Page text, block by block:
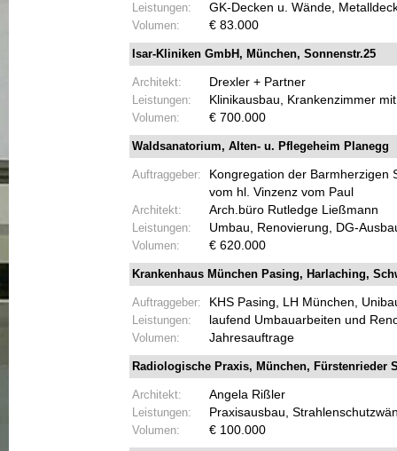
Leistungen:
Volumen:
GK- Decken u. Wände,
€ 83.000
Isar-Kliniken GmbH, München, Sonnenstr.25
Architekt:
Leistungen:
Volumen:
Drexler + Partner
Klinikausbau, Krankenzimmer
€ 700.000
Waldsanatorium, Alten- u. Pflegeheim Planegg
Auftraggeber:
Architekt:
Leistungen:
Volumen:
Kongregation der Barmherzigen
vom hl. Vinzenz vom Paul
Arch.büro Rutledge Ließmann
Umbau, Renovierung, DG-
€ 620.000
Krankenhaus München Pasing, Harlaching,
Auftraggeber:
Leistungen:
Volumen:
KHS Pasing, LH München,
laufend Umbauarbeiten und
Jahresauftrage
Radiologische Praxis, München, Fürstenrieder
Architekt:
Leistungen:
Volumen:
Angela Rißler
Praxisausbau,
€ 100.000